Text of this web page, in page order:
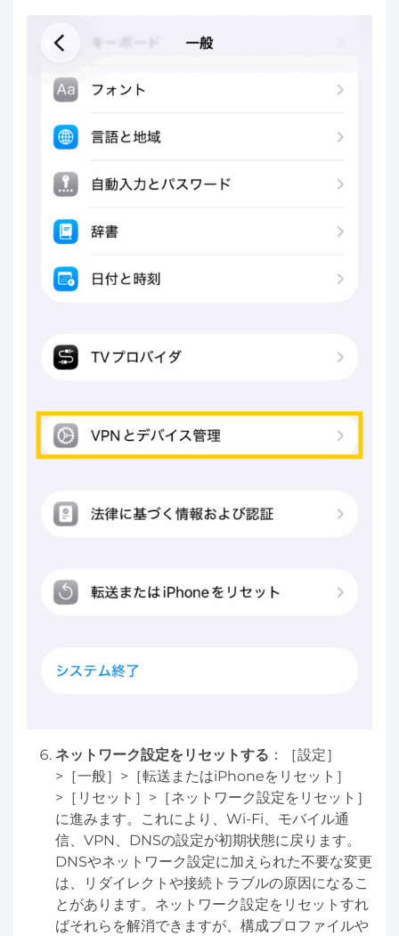
ネットワーク設定をリセットする ：［設定］
>［一般］>［転送またはiPhoneをリセット］
>［リセット］>［ネットワーク設定をリセット］
に進みます。これにより、Wi-Fi、モバイル通
信、VPN、DNSの設定が初期状態に戻ります。
DNSやネットワーク設定に加えられた不要な変更
は、リダイレクトや接続トラブルの原因になるこ
とがあります。ネットワーク設定をリセットすれ
ばそれらを解消できますが、構成プロファイルや